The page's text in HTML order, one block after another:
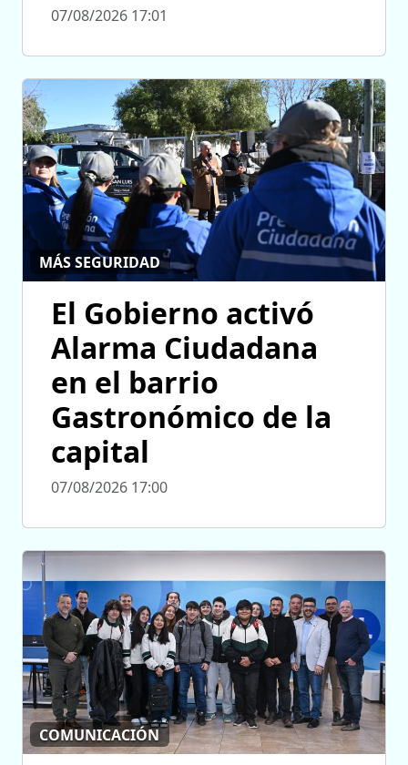
07/08/2026 17:01
MÁS SEGURIDAD
El Gobierno activó
Alarma Ciudadana
en el barrio
Gastronómico de la
capital
07/08/2026 17:00
COMUNICACIÓN